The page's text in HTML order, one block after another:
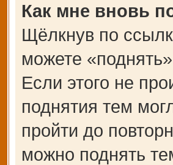
Как мне вновь
Щёлкнув по
можете
Если этого не
поднятия тем
пройти до
можно поднять